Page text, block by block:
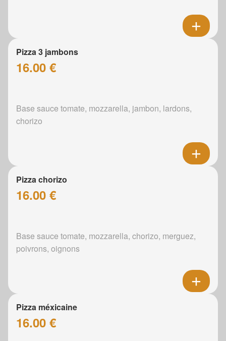
Pizza 3 jambons
16.00 €
Base sauce tomate, mozzarella, jambon, lardons,
chorizo
Pizza chorizo
16.00 €
Base sauce tomate, mozzarella, chorizo, merguez,
poivrons, oignons
Pizza méxicaine
16.00 €